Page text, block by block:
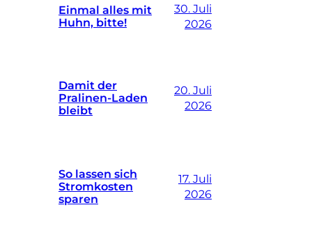
Einmal alles mit
Huhn, bitte!
30. Juli
2026
Damit der
Pralinen-Laden
bleibt
20. Juli
2026
So lassen sich
Stromkosten
sparen
17. Juli
2026